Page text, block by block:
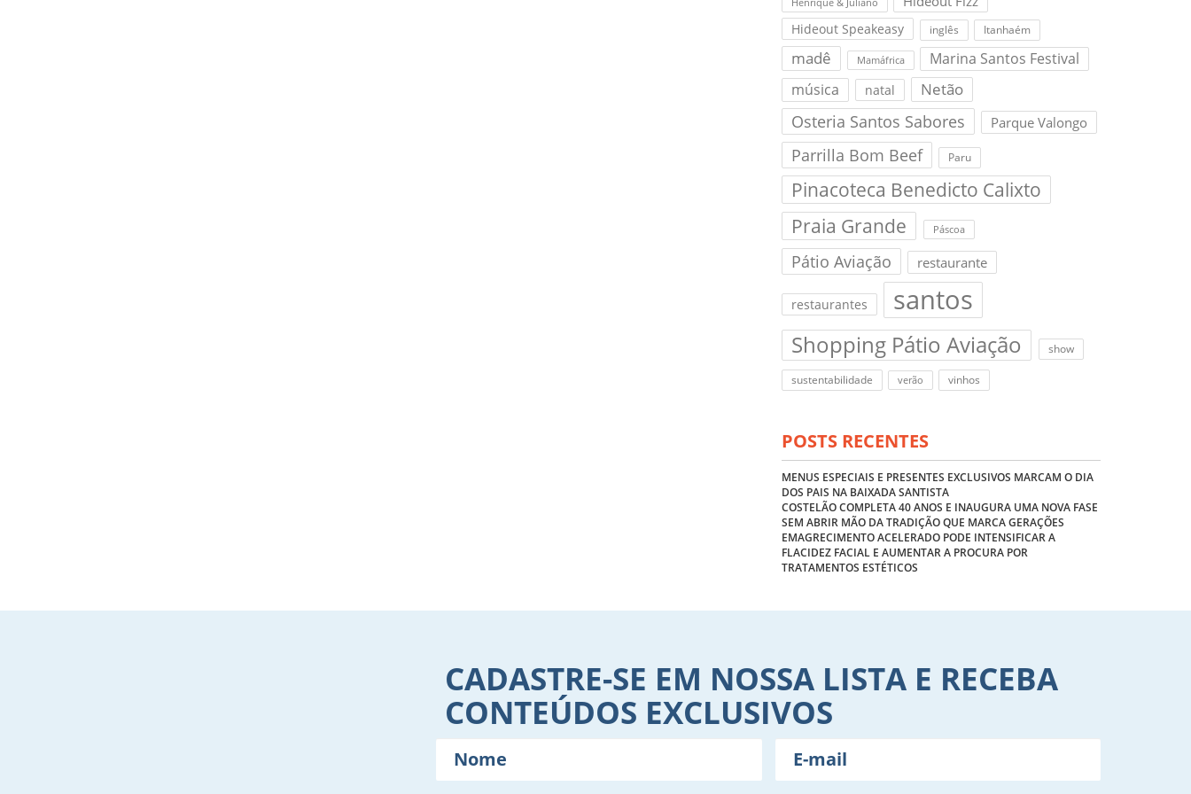
Hideout Speakeasy inglês Itanhaém
madê Mamáfrica
Marina Santos Festival
música
natal Netão
Osteria Santos Sabores Parque Valongo
Parrilla Bom Beef Paru
Pinacoteca Benedicto Calixto
Praia Grande
Páscoa
Pátio Aviação restaurante
restaurantes santos
Shopping Pátio Aviação show
sustentabilidade verão vinhos
POSTS RECENTES
MENUS ESPECIAIS E PRESENTES EXCLUSIVOS MARCAM O DIA
DOS PAIS NA BAIXADA SANTISTA
COSTELÃO COMPLETA 40 ANOS E INAUGURA UMA NOVA FASE
SEM ABRIR MÃO DA TRADIÇÃO QUE MARCA GERAÇÕES
EMAGRECIMENTO ACELERADO PODE INTENSIFICAR A
FLACIDEZ FACIAL E AUMENTAR A PROCURA POR
TRATAMENTOS ESTÉTICOS
CADASTRE-SE EM NOSSA LISTA E RECEBA
CONTEÚDOS EXCLUSIVOS